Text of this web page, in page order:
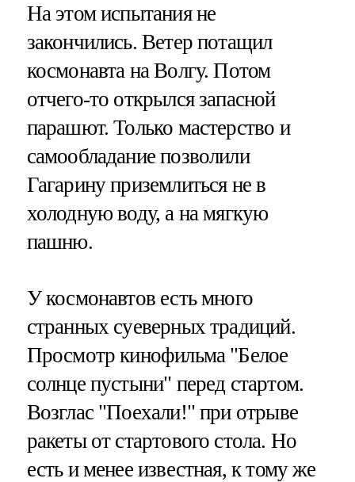
На этом испытания не
закончились. Ветер потащил
космонавта на Волгу. Потом
отчего-то открылся запасной
парашют. Только мастерство и
самообладание позволили
Гагарину приземлиться не в
холодную воду, а на мягкую
пашню.
У космонавтов есть много
странных суеверных традиций.
Просмотр кинофильма "Белое
солнце пустыни" перед стартом.
Возглас "Поехали!" при отрыве
ракеты от стартового стола. Но
есть и менее известная, к тому же